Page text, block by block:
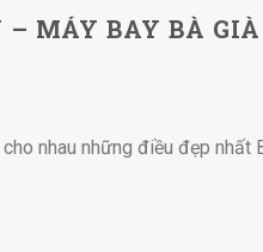
– MÁY BAY BÀ
nhau những điều đẹp